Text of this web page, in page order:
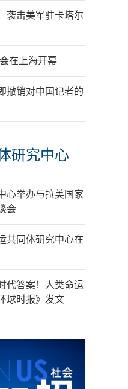
袭击美军驻卡塔尔
在上海开幕
撤销对中国记者的
研究中心
心举办与拉美国家
会
共同体研究中心在
代答案！人类命运
球时报》发文